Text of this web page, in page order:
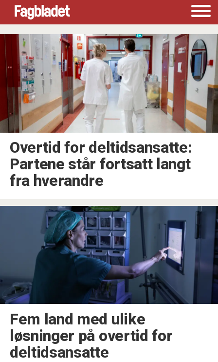
Tag:
deltid
Overtid for deltidsansatte:
Partene står fortsatt langt
fra hverandre
Fem land med ulike
løsninger på overtid for
deltidsansatte